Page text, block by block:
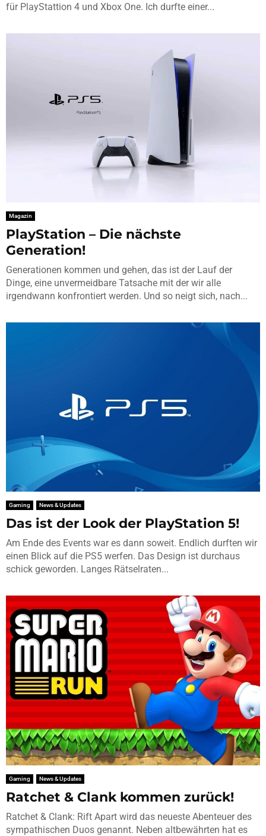
für PlayStattion 4 und Xbox One. Ich durfte einer...
Magazin
PlayStation – Die nächste
Generation!
Generationen kommen und gehen, das ist der Lauf der
Dinge, eine unvermeidbare Tatsache mit der wir alle
irgendwann konfrontiert werden. Und so neigt sich, nach...
Gaming News & Updates
Das ist der Look der PlayStation 5!
Am Ende des Events war es dann soweit. Endlich durften wir
einen Blick auf die PS5 werfen. Das Design ist durchaus
schick geworden. Langes Rätselraten...
Gaming News & Updates
Ratchet & Clank kommen zurück!
Ratchet & Clank: Rift Apart wird das neueste Abenteuer des
sympathischen Duos genannt. Neben altbewährten hat es